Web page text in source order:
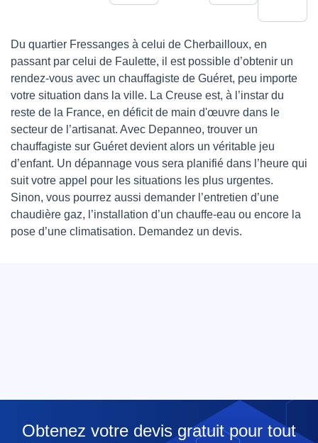
Du quartier Fressanges à celui de Cherbailloux, en
passant par celui de Faulette, il est possible d’obtenir un
rendez-vous avec un chauffagiste de Guéret, peu importe
votre situation dans la ville. La Creuse est, à l’instar du
reste de la France, en déficit de main d'œuvre dans le
secteur de l’artisanat. Avec Depanneo, trouver un
chauffagiste sur Guéret devient alors un véritable jeu
d’enfant. Un dépannage vous sera planifié dans l’heure qui
suit votre appel pour les situations les plus urgentes.
Sinon, vous pourrez aussi demander l’entretien d’une
chaudière gaz, l’installation d’un chauffe-eau ou encore la
pose d’une climatisation. Demandez un devis.
Obtenez votre devis gratuit pour tout